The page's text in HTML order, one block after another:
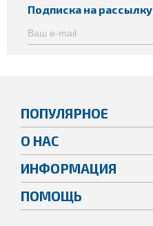
Подписка на рассылку
ПОПУЛЯРНОЕ
О НАС
ИНФОРМАЦИЯ
ПОМОЩЬ